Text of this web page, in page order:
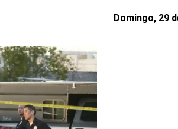
Domingo, 29